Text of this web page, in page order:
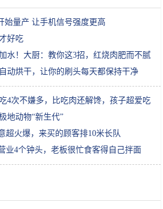
始量产 让手机信号强度更高
好吃
水！大厨：教你这3招，红烧肉肥而不腻
动烘干，让你的刷头每天都保持干净
4次不嫌多，比吃肉还解馋，孩子超爱吃
地动物“新生代”
超火爆，来买的顾客排10米长队
业4个钟头，老板很忙食客得自己拌面